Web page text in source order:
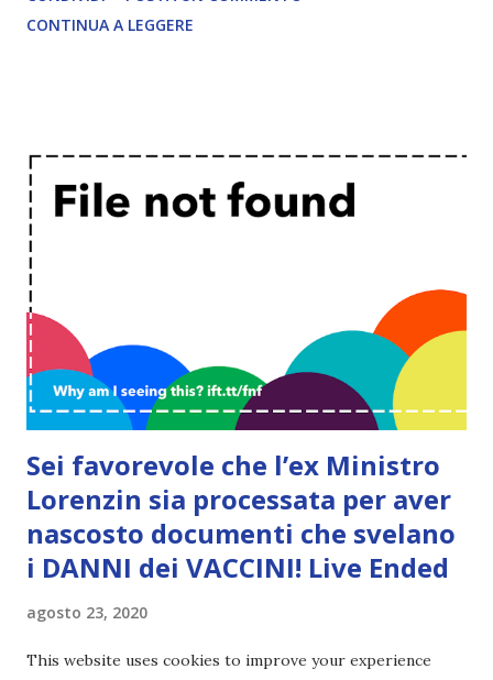
CONTINUA A LEGGERE
Sei favorevole che l’ex Ministro
Lorenzin sia processata per aver
nascosto documenti che svelano
i DANNI dei VACCINI! Live Ended
agosto 23, 2020
This website uses cookies to improve your experience